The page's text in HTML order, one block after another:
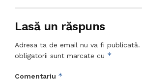
Lasă un răspuns
Adresa ta de email nu va fi publicată.
obligatorii sunt marcate cu *
Comentariu *